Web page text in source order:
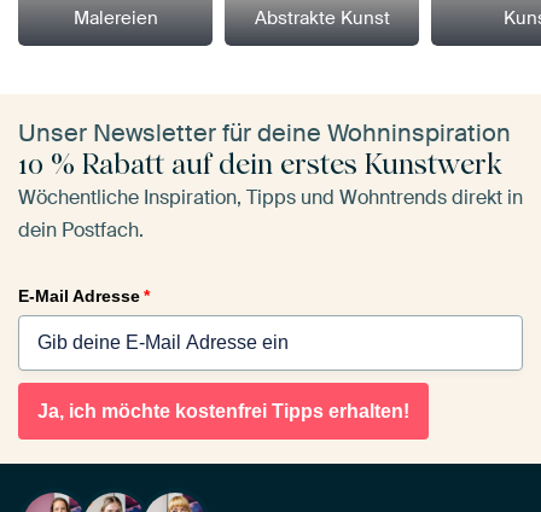
Malereien
Abstrakte Kunst
Unser Newsletter für deine Wohninspiration
10 % Rabatt auf dein erstes Kunstwerk
Wöchentliche Inspiration, Tipps und Wohntrends direkt in
dein Postfach.
E-Mail Adresse*
Ja, ich möchte kostenfrei Tipps erhalten!